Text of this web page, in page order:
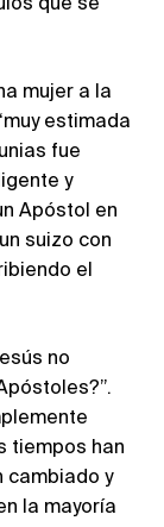
que se
mujer a la
estimada
fue
y
Apóstol en
suizo con
el
no
tiempos han
cambiado y
la mayoría